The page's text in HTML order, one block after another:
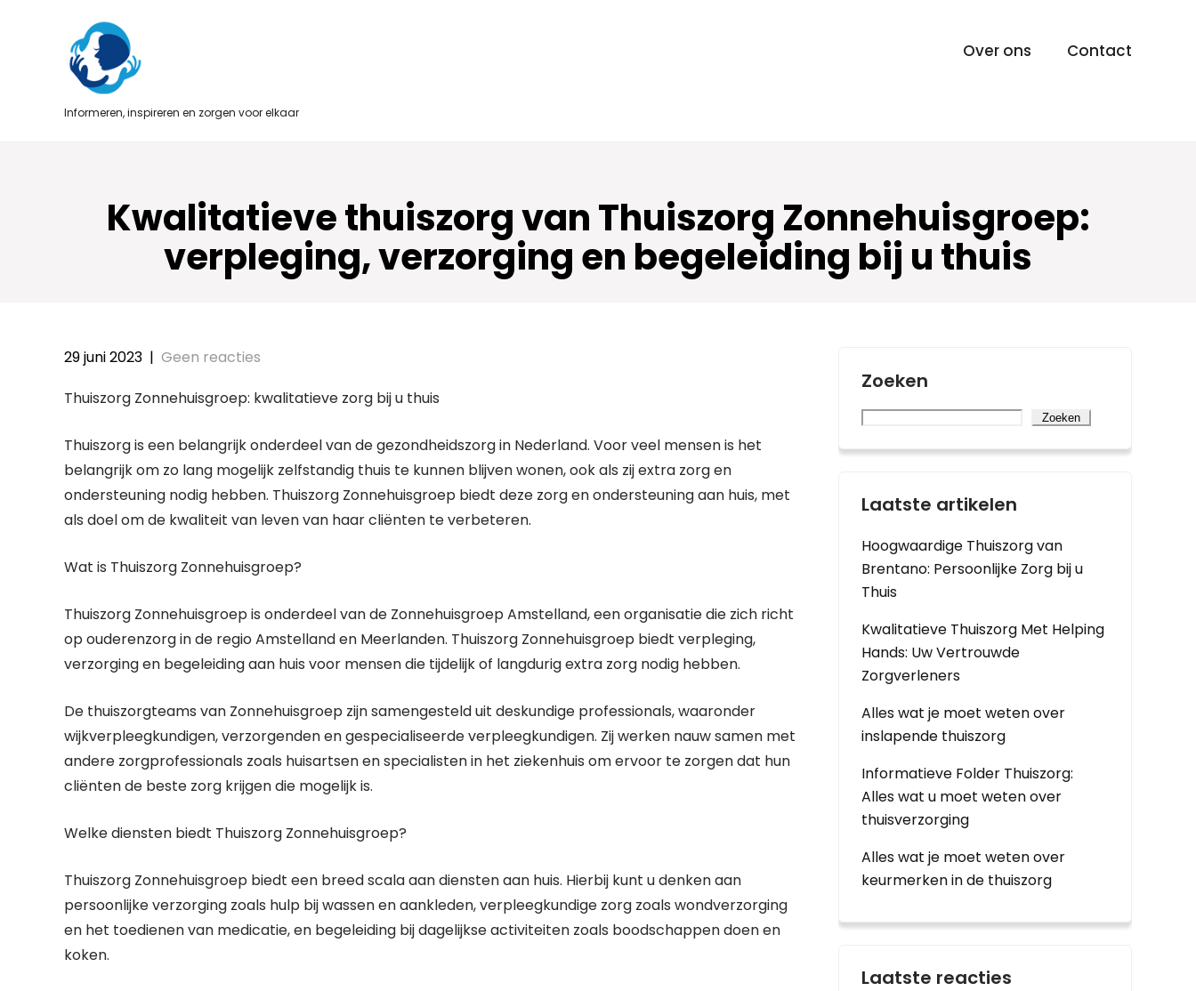
Informeren, inspireren en zorgen voor elkaar
Over ons Contact
Kwalitatieve thuiszorg van Thuiszorg Zonnehuisgroep:
verpleging, verzorging en begeleiding bij u thuis
29 juni 2023 | Geen reacties
Thuiszorg Zonnehuisgroep: kwalitatieve zorg bij u thuis
Thuiszorg is een belangrijk onderdeel van de gezondheidszorg in Nederland. Voor veel mensen is het
belangrijk om zo lang mogelijk zelfstandig thuis te kunnen blijven wonen, ook als zij extra zorg en
ondersteuning nodig hebben. Thuiszorg Zonnehuisgroep biedt deze zorg en ondersteuning aan huis, met
als doel om de kwaliteit van leven van haar cliënten te verbeteren.
Wat is Thuiszorg Zonnehuisgroep?
Thuiszorg Zonnehuisgroep is onderdeel van de Zonnehuisgroep Amstelland, een organisatie die zich richt
op ouderenzorg in de regio Amstelland en Meerlanden. Thuiszorg Zonnehuisgroep biedt verpleging,
verzorging en begeleiding aan huis voor mensen die tijdelijk of langdurig extra zorg nodig hebben.
De thuiszorgteams van Zonnehuisgroep zijn samengesteld uit deskundige professionals, waaronder
wijkverpleegkundigen, verzorgenden en gespecialiseerde verpleegkundigen. Zij werken nauw samen met
andere zorgprofessionals zoals huisartsen en specialisten in het ziekenhuis om ervoor te zorgen dat hun
cliënten de beste zorg krijgen die mogelijk is.
Welke diensten biedt Thuiszorg Zonnehuisgroep?
Thuiszorg Zonnehuisgroep biedt een breed scala aan diensten aan huis. Hierbij kunt u denken aan
persoonlijke verzorging zoals hulp bij wassen en aankleden, verpleegkundige zorg zoals wondverzorging
en het toedienen van medicatie, en begeleiding bij dagelijkse activiteiten zoals boodschappen doen en
koken.
Zoeken
Zoeken
Laatste artikelen
Hoogwaardige Thuiszorg van
Brentano: Persoonlijke Zorg bij u
Thuis
Kwalitatieve Thuiszorg Met Helping
Hands: Uw Vertrouwde
Zorgverleners
Alles wat je moet weten over
inslapende thuiszorg
Informatieve Folder Thuiszorg:
Alles wat u moet weten over
thuisverzorging
Alles wat je moet weten over
keurmerken in de thuiszorg
Laatste reacties